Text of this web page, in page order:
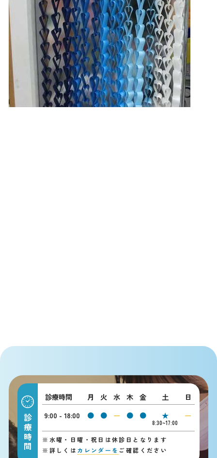
診療時間
診療時間 月 火 水 木 金 土
日
9:00 - 18:00
● ● ー ● ● ★
8:30~17:00
ー
※ 水曜・日曜・祝日は休診日となります
※ 詳しくは カレンダーを ご確認ください